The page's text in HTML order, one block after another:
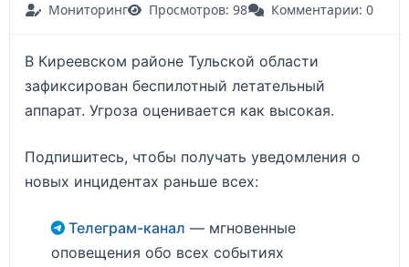
Мониторинг Просмотров: 98 Комментарии: 0
В Киреевском районе Тульской области
зафиксирован беспилотный летательный
аппарат. Угроза оценивается как высокая.
Подпишитесь, чтобы получать уведомления о
новых инцидентах раньше всех:
Телеграм-канал — мгновенные
оповещения обо всех событиях